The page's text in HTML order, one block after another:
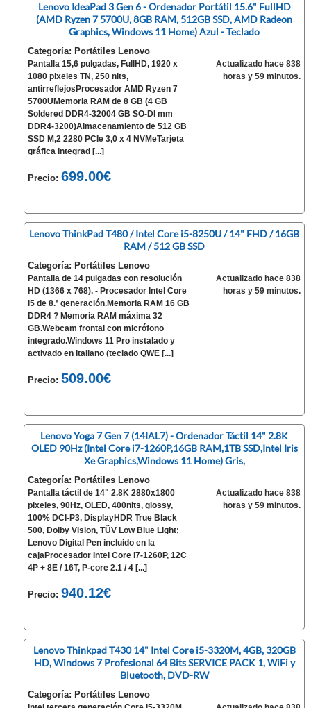
Lenovo IdeaPad 3 Gen 6 - Ordenador Portátil 15.6" FullHD
(AMD Ryzen 7 5700U, 8GB RAM, 512GB SSD, AMD Radeon
Graphics, Windows 11 Home) Azul - Teclado
Categoría: Portátiles Lenovo
Pantalla 15,6 pulgadas, FullHD, 1920 x
1080 pixeles TN, 250 nits,
antirreflejosProcesador AMD Ryzen 7
5700UMemoria RAM de 8 GB (4 GB
Soldered DDR4-32004 GB SO-DI mm
DDR4-3200)Almacenamiento de 512 GB
SSD M,2 2280 PCIe 3,0 x 4 NVMeTarjeta
gráfica Integrad [...]
Precio:699.00€
Actualizado hace 838
horas y 59 minutos.
Lenovo ThinkPad T480 / Intel Core i5-8250U / 14" FHD / 16GB
RAM / 512 GB SSD
Categoría: Portátiles Lenovo
Pantalla de 14 pulgadas con resolución
HD (1366 x 768). - Procesador Intel Core
i5 de 8.ª generación.Memoria RAM 16 GB
DDR4 ? Memoria RAM máxima 32
GB.Webcam frontal con micrófono
integrado.Windows 11 Pro instalado y
activado en italiano (teclado QWE [...]
Precio:509.00€
Actualizado hace 838
horas y 59 minutos.
Lenovo Yoga 7 Gen 7 (14IAL7) - Ordenador Táctil 14" 2.8K
OLED 90Hz (Intel Core i7-1260P,16GB RAM,1TB SSD,Intel Iris
Xe Graphics,Windows 11 Home) Gris,
Categoría: Portátiles Lenovo
Pantalla táctil de 14" 2.8K 2880x1800
pixeles, 90Hz, OLED, 400nits, glossy,
100% DCI-P3, DisplayHDR True Black
500, Dolby Vision, TÜV Low Blue Light;
Lenovo Digital Pen incluido en la
cajaProcesador Intel Core i7-1260P, 12C
4P + 8E / 16T, P-core 2.1 / 4 [...]
Precio:940.12€
Actualizado hace 838
horas y 59 minutos.
Lenovo Thinkpad T430 14" Intel Core i5-3320M, 4GB, 320GB
HD, Windows 7 Profesional 64 Bits SERVICE PACK 1, WiFi y
Bluetooth, DVD-RW
Categoría: Portátiles Lenovo